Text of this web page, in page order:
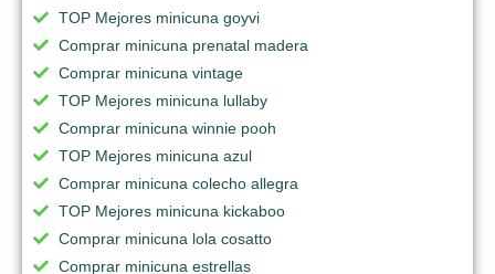
TOP Mejores minicuna goyvi
Comprar minicuna prenatal madera
Comprar minicuna vintage
TOP Mejores minicuna lullaby
Comprar minicuna winnie pooh
TOP Mejores minicuna azul
Comprar minicuna colecho allegra
TOP Mejores minicuna kickaboo
Comprar minicuna lola cosatto
Comprar minicuna estrellas